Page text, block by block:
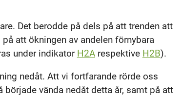
Det berodde på dels på att trenden att
att ökningen av andelen förnybara
under indikator H2Arespektive H2B).
nedåt. Att vi fortfarande rörde oss
vända nedåt detta år, samt på att